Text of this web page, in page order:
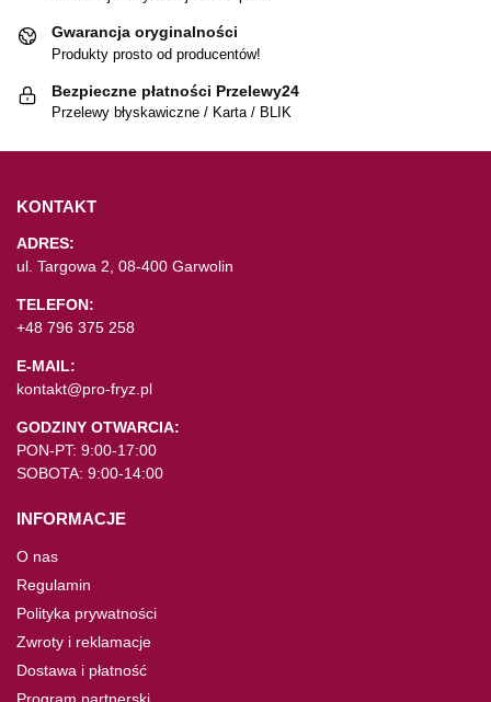
Gwarancja oryginalności
Produkty prosto od producentów!
Bezpieczne płatności Przelewy24
Przelewy błyskawiczne / Karta / BLIK
KONTAKT
ADRES:
ul. Targowa 2, 08-400 Garwolin
TELEFON:
+48 796 375 258
E-MAIL:
kontakt@pro-fryz.pl
GODZINY OTWARCIA:
PON-PT: 9:00-17:00
SOBOTA: 9:00-14:00
INFORMACJE
O nas
Regulamin
Polityka prywatności
Zwroty i reklamacje
Dostawa i płatność
Program partnerski